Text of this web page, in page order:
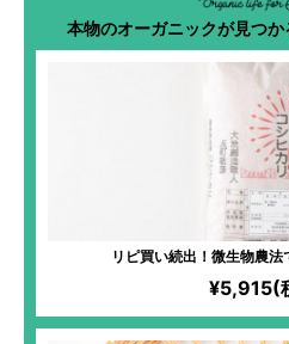
本物のオーガニックが見つ
リピ買い続出！微生物農法
¥5,915(